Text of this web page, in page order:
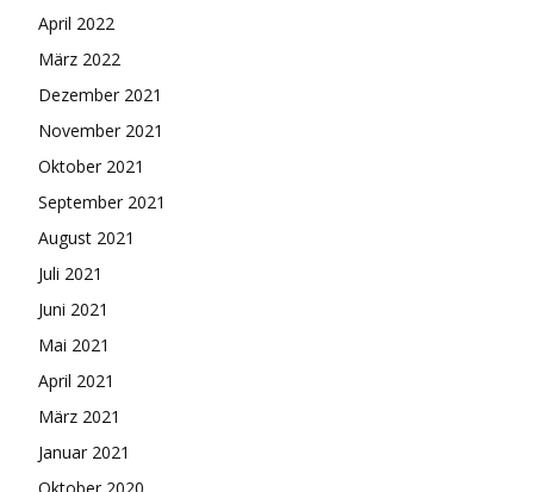
April 2022
März 2022
Dezember 2021
November 2021
Oktober 2021
September 2021
August 2021
Juli 2021
Juni 2021
Mai 2021
April 2021
März 2021
Januar 2021